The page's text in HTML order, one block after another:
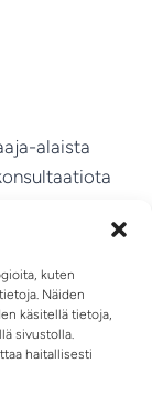
kuten
Näiden
käsitellä tietoja,
sivustolla.
haitallisesti
alaista